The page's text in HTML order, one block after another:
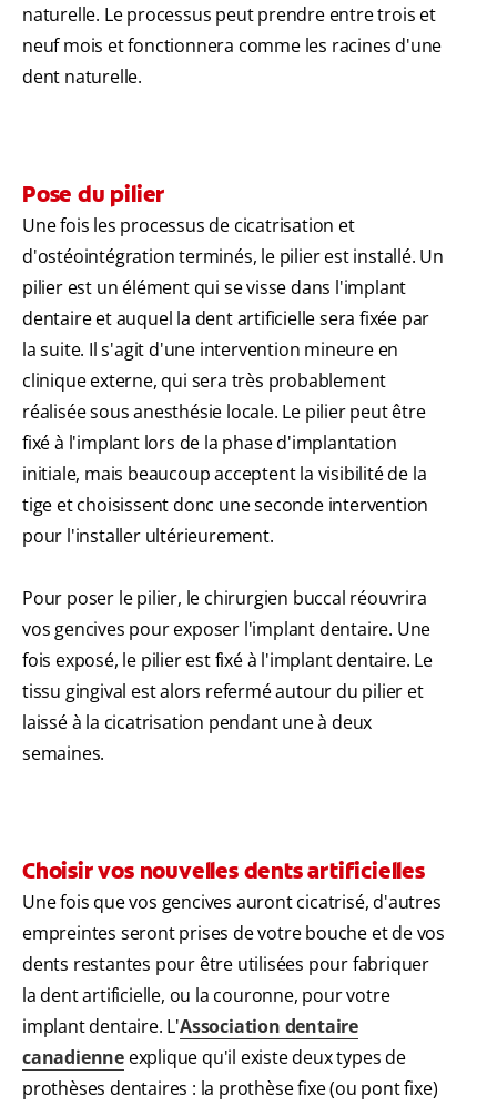
naturelle. Le processus peut prendre entre trois et
neuf mois et fonctionnera comme les racines d'une
dent naturelle.
Pose du pilier
Une fois les processus de cicatrisation et
d'ostéointégration terminés, le pilier est installé. Un
pilier est un élément qui se visse dans l'implant
dentaire et auquel la dent artificielle sera fixée par
la suite. Il s'agit d'une intervention mineure en
clinique externe, qui sera très probablement
réalisée sous anesthésie locale. Le pilier peut être
fixé à l'implant lors de la phase d'implantation
initiale, mais beaucoup acceptent la visibilité de la
tige et choisissent donc une seconde intervention
pour l'installer ultérieurement.
Pour poser le pilier, le chirurgien buccal réouvrira
vos gencives pour exposer l'implant dentaire. Une
fois exposé, le pilier est fixé à l'implant dentaire. Le
tissu gingival est alors refermé autour du pilier et
laissé à la cicatrisation pendant une à deux
semaines.
Choisir vos nouvelles dents artificielles
Une fois que vos gencives auront cicatrisé, d'autres
empreintes seront prises de votre bouche et de vos
dents restantes pour être utilisées pour fabriquer
la dent artificielle, ou la couronne, pour votre
implant dentaire. L'Association dentaire
canadienne explique qu'il existe deux types de
prothèses dentaires : la prothèse fixe (ou pont fixe)